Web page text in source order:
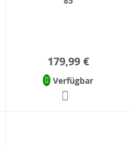
179,99 €
Verfügbar